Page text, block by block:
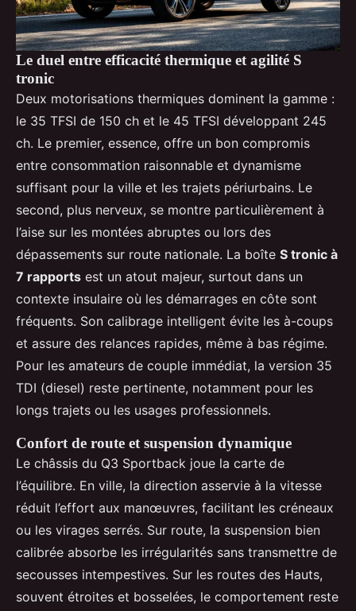
Le duel entre efficacité thermique et agilité S
tronic
Deux motorisations thermiques dominent la gamme :
le 35 TFSI de 150 ch et le 45 TFSI développant 245
ch. Le premier, essence, offre un bon compromis
entre consommation raisonnable et dynamisme
suffisant pour la ville et les trajets périurbains. Le
second, plus nerveux, se montre particulièrement à
l’aise sur les montées abruptes ou lors des
dépassements sur route nationale. La boîte S tronic à
7 rapports est un atout majeur, surtout dans un
contexte insulaire où les démarrages en côte sont
fréquents. Son calibrage intelligent évite les à-coups
et assure des relances rapides, même à bas régime.
Pour les amateurs de couple immédiat, la version 35
TDI (diesel) reste pertinente, notamment pour les
longs trajets ou les usages professionnels.
Confort de route et suspension dynamique
Le châssis du Q3 Sportback joue la carte de
l’équilibre. En ville, la direction asservie à la vitesse
réduit l’effort aux manœuvres, facilitant les créneaux
ou les virages serrés. Sur route, la suspension bien
calibrée absorbe les irrégularités sans transmettre de
secousses intempestives. Sur les routes des Hauts,
souvent étroites et bosselées, le comportement reste